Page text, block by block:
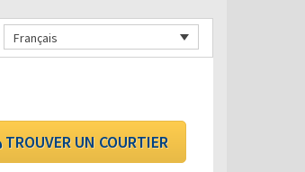
Français
TROUVER UN COURTIER